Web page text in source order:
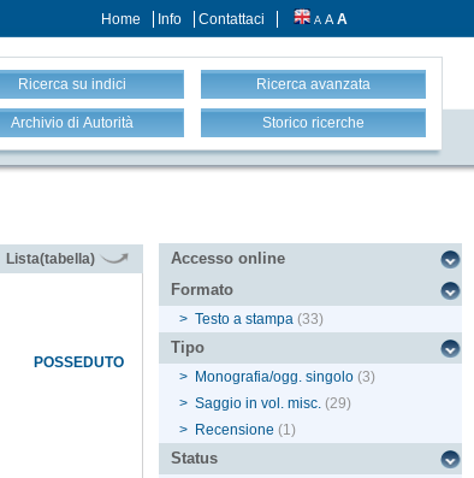
Home Info Contattaci A A A
Ricerca su indici Ricerca avanzata
Archivio di Autorità Storico ricerche
Lista(tabella)
POSSEDUTO
Accesso online
Formato
> Testo a stampa (33)
Tipo
> Monografia/ogg. singolo (3)
> Saggio in vol. misc. (29)
> Recensione (1)
Status